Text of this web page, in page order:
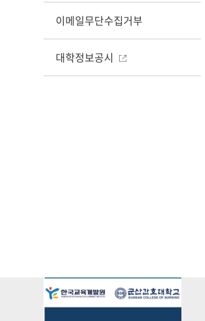
이메일무단수집거부
대학정보공시